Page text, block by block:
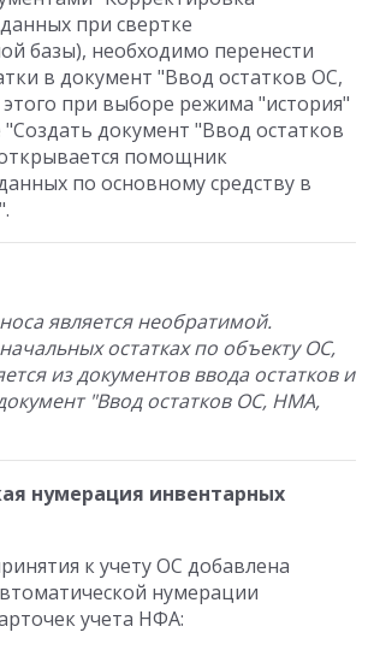
при свертке
базы), необходимо перенести
в документ "Ввод остатков ОС,
при выборе режима "история"
"Создать документ "Ввод остатков
помощник
по основному средству в
является необратимой.
остатках по объекту ОС,
из документов ввода остатков и
"Ввод остатков ОС, НМА,
нумерация инвентарных
к учету ОС добавлена
нумерации
учета НФА: